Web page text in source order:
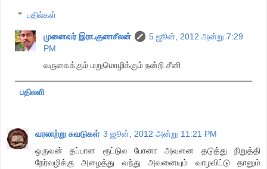
பதில்கள்
முனைவர் இரா.குணசீலன்
5 ஜூன், 2012 அன்று 7:29
PM
வருகைக்கும் மறுமொழிக்கும் நன்றி சீனி
பதிலளி
வரலாற்று சுவடுகள் 3 ஜூன், 2012 அன்று 11:21 PM
ஒருவன் தப்பான ரூட்டுல போனா அவனை தடுத்து நிறுத்தி
நேர்வழிக்கு அழைத்து வந்து அவனையும் வாழவிட்டு தானும்